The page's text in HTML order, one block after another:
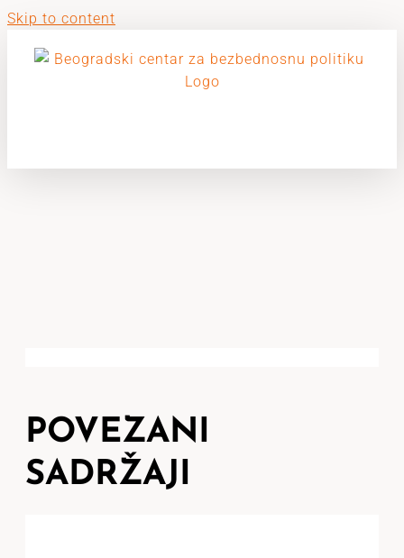
Skip to content
POVEZANI
SADRŽAJI